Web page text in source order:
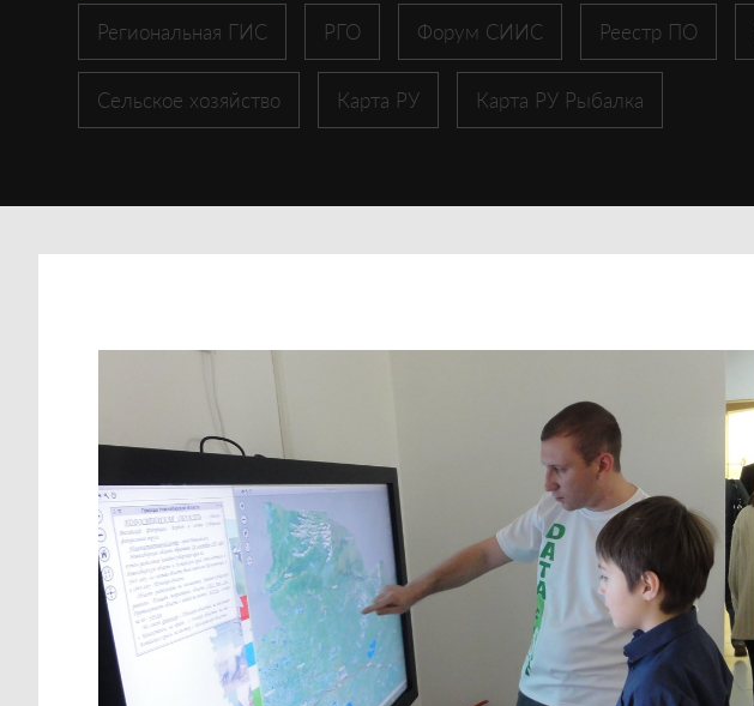
Региональная ГИС РГО Форум СИИС Реестр ПО
Сельское хозяйство Карта РУ Карта РУ Рыбалка